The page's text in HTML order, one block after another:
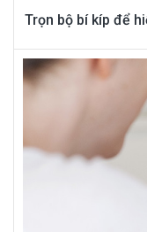
Trọn bộ bí kíp để